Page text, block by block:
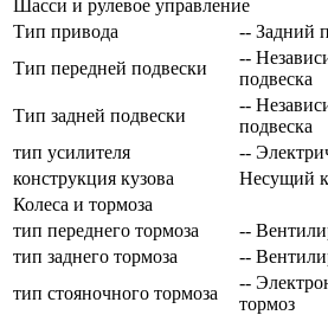
Шасси и рулевое управление
Тип привода
-- Задний
Тип передней подвески
--
подвеска
Тип задней подвески
--
подвеска
тип усилителя
--
конструкция кузова
Несущий
Колеса и тормоза
тип переднего тормоза
--
тип заднего тормоза
--
тип стояночного тормоза
--
тормоз